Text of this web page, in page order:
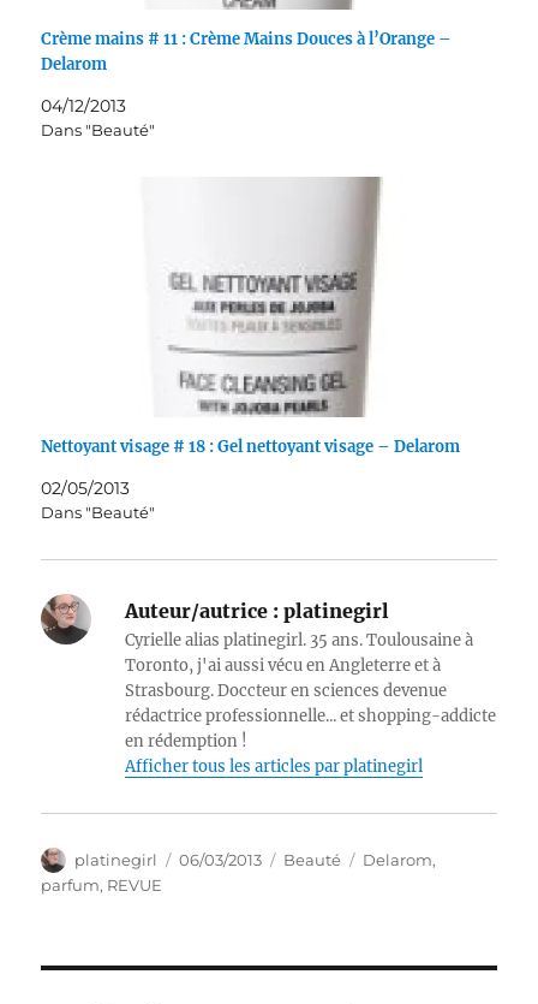
Crème mains # 11 : Crème Mains Douces à l’Orange –
Delarom
04/12/2013
Dans "Beauté"
Nettoyant visage # 18 : Gel nettoyant visage – Delarom
02/05/2013
Dans "Beauté"
Auteur/autrice : platinegirl
Cyrielle alias platinegirl. 35 ans. Toulousaine à
Toronto, j'ai aussi vécu en Angleterre et à
Strasbourg. Doccteur en sciences devenue
rédactrice professionnelle... et shopping-addicte
en rédemption !
Afficher tous les articles par platinegirl
Auteur
platinegirl
Publié
06/03/2013 Catégories
Beauté Étiquettes
Delarom,
parfum, REVUE